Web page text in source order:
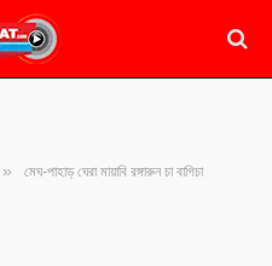
» মেঘ-পাহাড় ঘেরা মায়াবি রঙ্গারুন চা বাগিচা